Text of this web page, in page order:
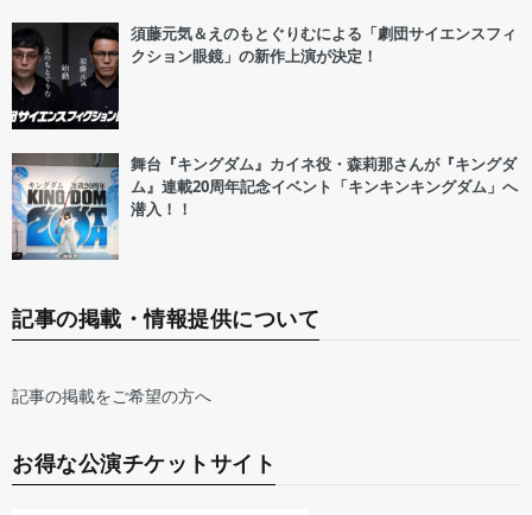
須藤元気＆えのもとぐりむによる「劇団サイエンスフィ
クション眼鏡」の新作上演が決定！
舞台『キングダム』カイネ役・森莉那さんが『キングダ
ム』連載20周年記念イベント「キンキンキングダム」へ
潜入！！
記事の掲載・情報提供について
記事の掲載をご希望の方へ
お得な公演チケットサイト